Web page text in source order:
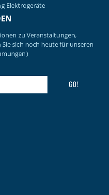
Elektrogeräte
zu Veranstaltungen,
sich noch heute für unseren
GO!